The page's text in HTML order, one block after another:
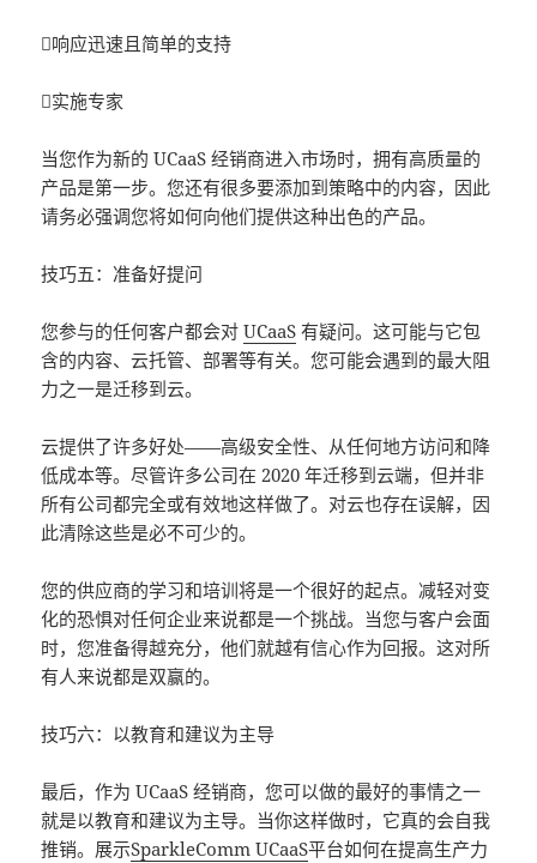
响应迅速且简单的支持
实施专家
当您作为新的 UCaaS 经销商进入市场时，拥有高质量的
产品是第一步。您还有很多要添加到策略中的内容，因此
请务必强调您将如何向他们提供这种出色的产品。
技巧五：准备好提问
您参与的任何客户都会对UCaaS 有疑问。这可能与它包
含的内容、云托管、部署等有关。您可能会遇到的最大阻
力之一是迁移到云。
云提供了许多好处——高级安全性、从任何地方访问和降
低成本等。尽管许多公司在 2020 年迁移到云端，但并非
所有公司都完全或有效地这样做了。对云也存在误解，因
此清除这些是必不可少的。
您的供应商的学习和培训将是一个很好的起点。减轻对变
化的恐惧对任何企业来说都是一个挑战。当您与客户会面
时，您准备得越充分，他们就越有信心作为回报。这对所
有人来说都是双赢的。
技巧六：以教育和建议为主导
最后，作为 UCaaS 经销商，您可以做的最好的事情之一
就是以教育和建议为主导。当你这样做时，它真的会自我
推销。展示SparkleComm UCaaS平台如何在提高生产力